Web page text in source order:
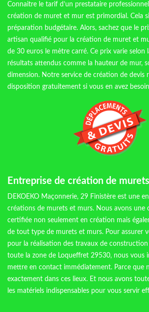
Connaitre le tarif d’un prestataire
création de muret et mur est primordial. Cela
préparation budgétaire. Alors, sachez que le
artisan qualifié pour la création de muret et
de 30 euros le mètre carré. Ce prix varie selon
résultats attendus comme la hauteur de mur,
dimension. Notre service de création de devis
disposition gratuitement si vous en avez
Entreprise de création de
DEKOEKO Maçonnerie, 29 Finistère est une
créations de murets et murs. Nous avons une
certifiée non seulement en création mais
de tout type de murets et murs. Pour assurer
pour la réalisation des travaux de
toute la zone de Loqueffret 29530, nous vous
mettre en contact immédiatement. Parce que
exactement dans ces lieux. Et nous avons
les matériels indispensables pour vous servir